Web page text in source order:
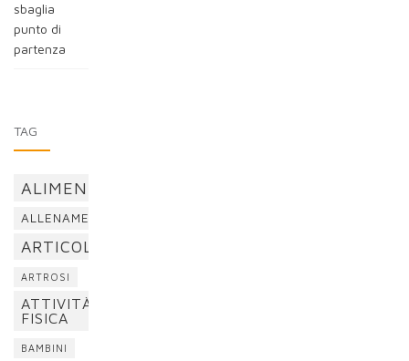
sbaglia
punto di
partenza
TAG
ALIMENTAZIONE
ALLENAMENTO
ARTICOLAZIONI
ARTROSI
ATTIVITÀ
FISICA
BAMBINI